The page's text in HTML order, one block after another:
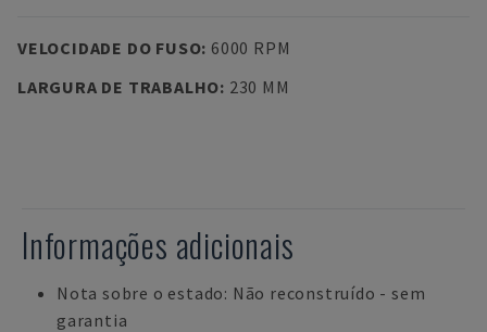
VELOCIDADE DO FUSO: 6000 RPM
LARGURA DE TRABALHO: 230 MM
Informações adicionais
Nota sobre o estado: Não reconstruído - sem
garantia